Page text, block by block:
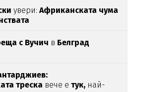
увери:Африканската чума
с Вучич в Белград
треска вече етук, най-